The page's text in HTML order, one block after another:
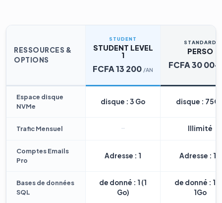
RESSOURCES &
OPTIONS
STUDENT
STUDENT LEVEL
1
FCFA 13 200 /AN
STANDARD
PERSO
FCFA 30 004
Espace disque
NVMe
disque : 3 Go disque :
Trafic Mensuel Illimité
Comptes Emails
Pro
Adresse : 1 Adresse : 10
Bases de données
SQL
de donné : 1 (1
Go)
de donné : 1
1Go